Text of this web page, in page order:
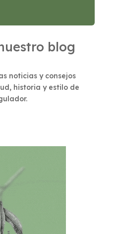
blog
noticias y consejos
historia y estilo de